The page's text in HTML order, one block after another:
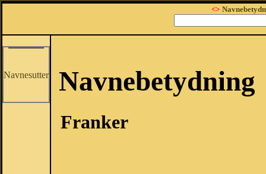
<>
Navnesutter Navnebetydning
Franker